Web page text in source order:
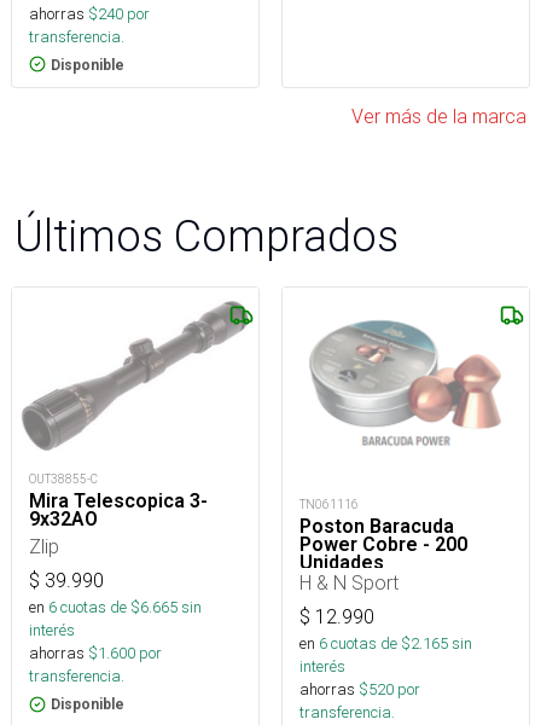
ahorras $240 por
transferencia.
Disponible
Ver más de la marca
Últimos Comprados
OUT38855-C
Mira Telescopica 3-
9x32AO
Zlip
$ 39.990
en 6cuotas de $6.665sin
interés
ahorras $1.600 por
transferencia.
Disponible
TN061116
Poston Baracuda
Power Cobre - 200
Unidades
H & N Sport
$ 12.990
en 6cuotas de $2.165sin
interés
ahorras $520 por
transferencia.